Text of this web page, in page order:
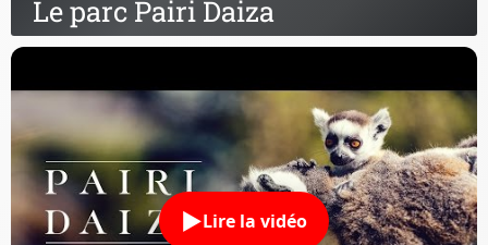
Le parc Pairi Daiza
Lire la vidéo